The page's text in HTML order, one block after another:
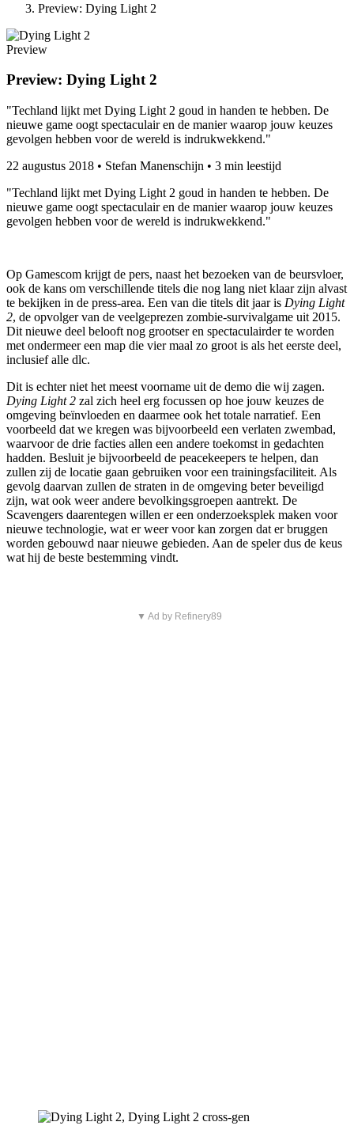
Preview: Dying Light 2
Preview
Preview: Dying Light 2
"Techland lijkt met Dying Light 2 goud in handen te hebben. De
nieuwe game oogt spectaculair en de manier waarop jouw keuzes
gevolgen hebben voor de wereld is indrukwekkend."
22 augustus 2018 • Stefan Manenschijn • 3 min leestijd
"Techland lijkt met Dying Light 2 goud in handen te hebben. De
nieuwe game oogt spectaculair en de manier waarop jouw keuzes
gevolgen hebben voor de wereld is indrukwekkend."
Op Gamescom krijgt de pers, naast het bezoeken van de beursvloer,
ook de kans om verschillende titels die nog lang niet klaar zijn alvast
te bekijken in de press-area. Een van die titels dit jaar is Dying Light
2, de opvolger van de veelgeprezen zombie-survivalgame uit 2015.
Dit nieuwe deel belooft nog grootser en spectaculairder te worden
met ondermeer een map die vier maal zo groot is als het eerste deel,
inclusief alle dlc.
Dit is echter niet het meest voorname uit de demo die wij zagen.
Dying Light 2 zal zich heel erg focussen op hoe jouw keuzes de
omgeving beïnvloeden en daarmee ook het totale narratief. Een
voorbeeld dat we kregen was bijvoorbeeld een verlaten zwembad,
waarvoor de drie facties allen een andere toekomst in gedachten
hadden. Besluit je bijvoorbeeld de peacekeepers te helpen, dan
zullen zij de locatie gaan gebruiken voor een trainingsfaciliteit. Als
gevolg daarvan zullen de straten in de omgeving beter beveiligd
zijn, wat ook weer andere bevolkingsgroepen aantrekt. De
Scavengers daarentegen willen er een onderzoeksplek maken voor
nieuwe technologie, wat er weer voor kan zorgen dat er bruggen
worden gebouwd naar nieuwe gebieden. Aan de speler dus de keus
wat hij de beste bestemming vindt.
▼ Ad by Refinery89